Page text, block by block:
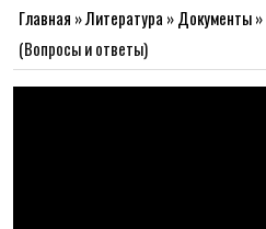
Главная »Литература »Документы»
(Вопросы и ответы)